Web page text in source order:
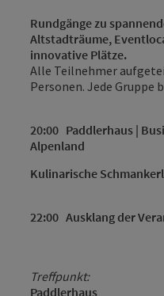
Rundgänge zu
Altstadträume,
innovative Plätze.
Alle Teilnehmer
Personen. Jede Gruppe
20:00 Paddlerhaus |
Alpenland
Kulinarische
22:00 Ausklang der
Treffpunkt:
Paddlerhaus